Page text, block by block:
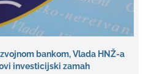
bankom, Vlada HNŽ-a
investicijski zamah